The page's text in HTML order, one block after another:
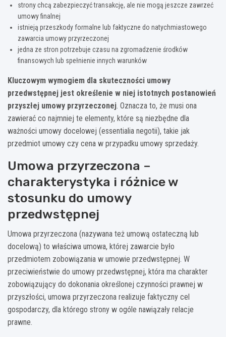
strony chcą zabezpieczyć transakcję, ale nie mogą jeszcze zawrzeć
umowy finalnej
istnieją przeszkody formalne lub faktyczne do natychmiastowego
zawarcia umowy przyrzeczonej
jedna ze stron potrzebuje czasu na zgromadzenie środków
finansowych lub spełnienie innych warunków
Kluczowym wymogiem dla skuteczności umowy
przedwstępnej jest określenie w niej istotnych postanowień
przyszłej umowy przyrzeczonej. Oznacza to, że musi ona
zawierać co najmniej te elementy, które są niezbędne dla
ważności umowy docelowej (essentialia negotii), takie jak
przedmiot umowy czy cena w przypadku umowy sprzedaży.
Umowa przyrzeczona –
charakterystyka i różnice w
stosunku do umowy
przedwstępnej
Umowa przyrzeczona (nazywana też umową ostateczną lub
docelową) to właściwa umowa, której zawarcie było
przedmiotem zobowiązania w umowie przedwstępnej. W
przeciwieństwie do umowy przedwstępnej, która ma charakter
zobowiązujący do dokonania określonej czynności prawnej w
przyszłości, umowa przyrzeczona realizuje faktyczny cel
gospodarczy, dla którego strony w ogóle nawiązały relacje
prawne.